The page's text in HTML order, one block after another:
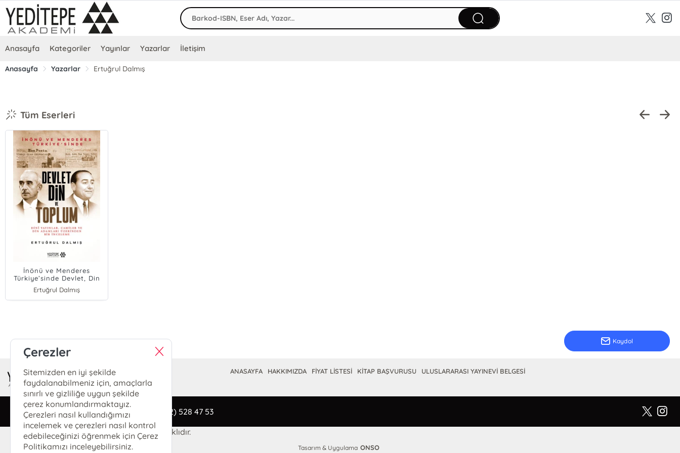
Anasayfa Kategoriler Yayınlar Yazarlar İletişim
Anasayfa Yazarlar Ertuğrul Dalmış
Tüm Eserleri
İnönü ve Menderes
Türkiye’sinde Devlet, Din
ve Toplum;Dini Yayınlar,
Camiler ve Din Adamları
Üzerinden Bir İnceleme
Ertuğrul Dalmış
Güncel bilgiler için kayıt olunuz
Kaydol
ANASAYFA HAKKIMIZDA FİYAT LİSTESİ KİTAP BAŞVURUSU ULUSLARARASI YAYINEVİ BELGESİ
bilgi@yeditepeakademi.net (0212) 528 47 53
© 2024 YEDİTEPE AKADEMİ Tüm Hakları Saklıdır.
Tasarım & Uygulama ONSO
Çerezler
Sitemizden en iyi şekilde
faydalanabilmeniz için, amaçlarla
sınırlı ve gizliliğe uygun şekilde
çerez konumlandırmaktayız.
Çerezleri nasıl kullandığımızı
incelemek ve çerezleri nasıl kontrol
edebileceğinizi öğrenmek için Çerez
Politikamızı inceleyebilirsiniz.